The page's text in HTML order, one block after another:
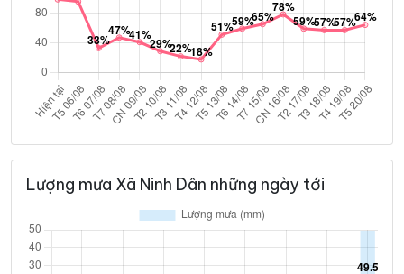
Lượng mưa Xã Ninh Dân những ngày tới